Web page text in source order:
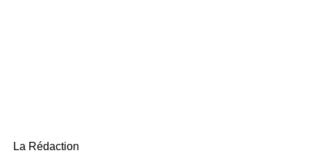
La Rédaction